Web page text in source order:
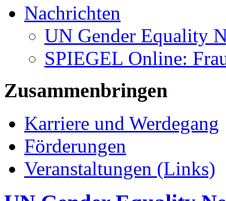
Nachrichten
UN Gender Equality
SPIEGEL Online:
Zusammenbringen
Karriere und Werdegang
Förderungen
Veranstaltungen (Links)